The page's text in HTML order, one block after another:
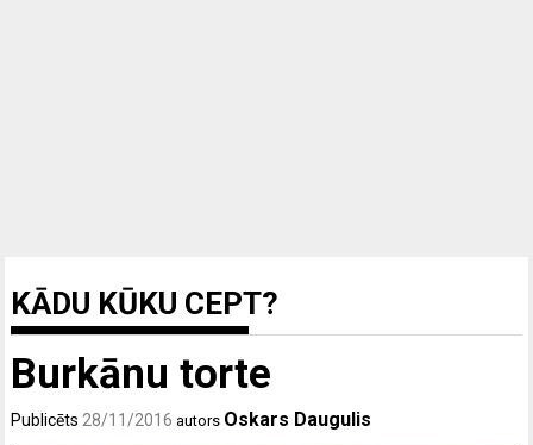
KĀDU KŪKU CEPT?
Burkānu torte
Publicēts 28/11/2016 autors Oskars Daugulis